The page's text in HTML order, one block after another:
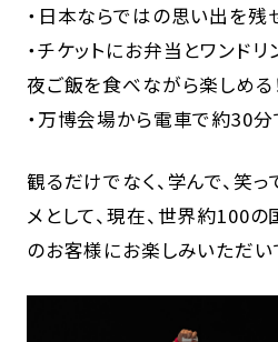
・日本ならではの思い出を残
・チケットにお弁当とワンド
夜ご飯を食べながら楽しめる
・万博会場から電車で約30分
観るだけでなく、学んで、笑
メとして、現在、世界約100
のお客様にお楽しみいただい